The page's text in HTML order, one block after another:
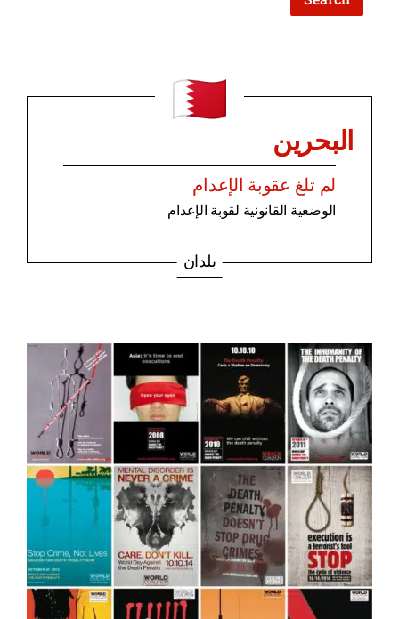
البحرين
لم تلغ عقوبة الإعدام
الوضعية القانونية لقوبة الإعدام
بلدان